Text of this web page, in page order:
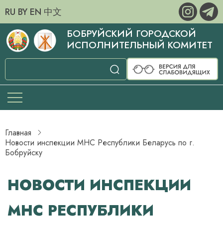
RU BY EN 中文
БОБРУЙСКИЙ ГОРОДСКОЙ
ИСПОЛНИТЕЛЬНЫЙ КОМИТЕТ
Главная
Новости инспекции МНС Республики Беларусь по г.
Бобруйску
НОВОСТИ ИНСПЕКЦИИ
МНС РЕСПУБЛИКИ